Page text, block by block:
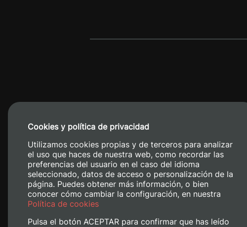
Camino de Vera,
Cookies y política de privacidad
Utilizamos cookies propias y de terceros para analizar
el uso que haces de nuestra web, como recordar las
preferencias del usuario en el caso del idioma
seleccionado, datos de acceso o personalización de la
página. Puedes obtener más información, o bien
conocer cómo cambiar la configuración, en nuestra
Política de cookies
Pulsa el botón ACEPTAR para confirmar que has leído